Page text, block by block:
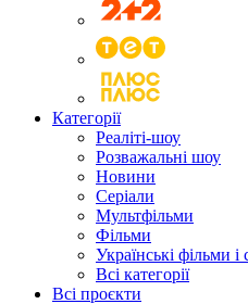
Категорії
Реаліті-шоу
Розважальні шоу
Новини
Серіали
Мультфільми
Фільми
Українські фільми і
Всі категорії
Всі проєкти